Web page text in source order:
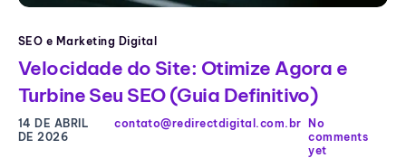
SEO e Marketing Digital
Velocidade do Site: Otimize Agora e
Turbine Seu SEO (Guia Definitivo)
14 DE ABRIL
DE 2026
contato@redirectdigital.com.br
No
comments
yet